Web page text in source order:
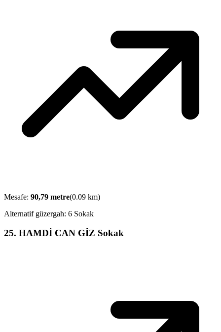
Mesafe: 90,79 metre(0.09 km)
Alternatif güzergah: 6 Sokak
25. HAMDİ CAN GİZ Sokak